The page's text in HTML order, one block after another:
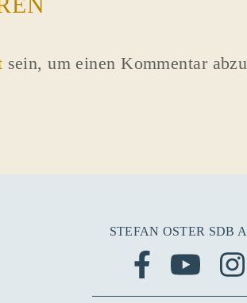
sein, um einen Kommentar
STEFAN OSTER SDB